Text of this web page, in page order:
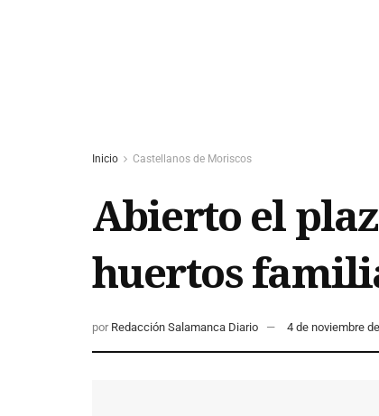
Inicio Castellanos de Moriscos
Abierto el
huertos
por Redacción Salamanca Diario 4 de noviembre